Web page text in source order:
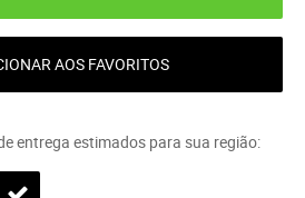
AOS FAVORITOS
entrega estimados para sua região: